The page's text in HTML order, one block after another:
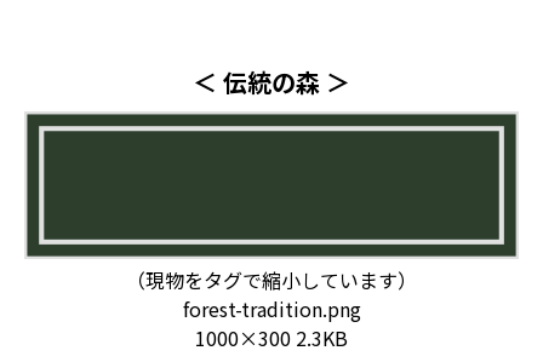
＜ 伝統の森 ＞
（現物をタグで縮小しています）
forest-tradition.png
1000×300 2.3KB